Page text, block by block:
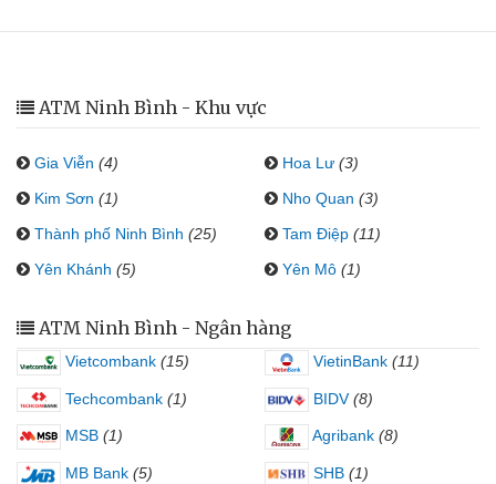
ATM Ninh Bình - Khu vực
Gia Viễn (4) Hoa Lư (3)
Kim Sơn (1) Nho Quan (3)
Thành phố Ninh Bình (25) Tam Điệp (11)
Yên Khánh (5) Yên Mô (1)
ATM Ninh Bình - Ngân hàng
Vietcombank (15) VietinBank (11)
Techcombank (1) BIDV (8)
MSB (1) Agribank (8)
MB Bank (5) SHB (1)